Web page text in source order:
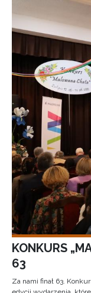
KONKURS
63
Za nami finał 63.